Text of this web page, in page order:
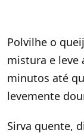
Polvilhe o
mistura e leve
minutos até
levemente
Sirva quente,